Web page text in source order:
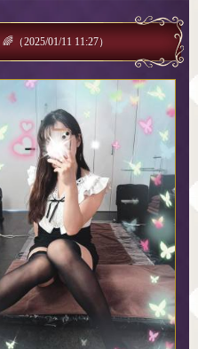
🌈 （2025/01/11 11:27）